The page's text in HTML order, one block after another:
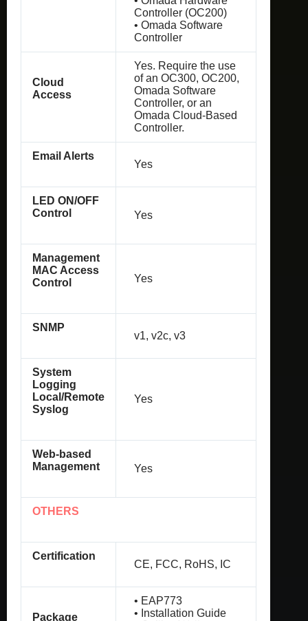
Controller (OC200)
• Omada Software
Controller
Cloud
Access
Yes. Require the use
of an OC300, OC200,
Omada Software
Controller, or an
Omada Cloud-Based
Controller.
Email Alerts
Yes
LED ON/OFF
Control
Yes
Management
MAC Access
Control
Yes
SNMP
v1, v2c, v3
System
Logging
Local/Remote
Syslog
Yes
Web-based
Management
Yes
OTHERS
Certification
CE, FCC, RoHS, IC
Package
• EAP773
• Installation Guide